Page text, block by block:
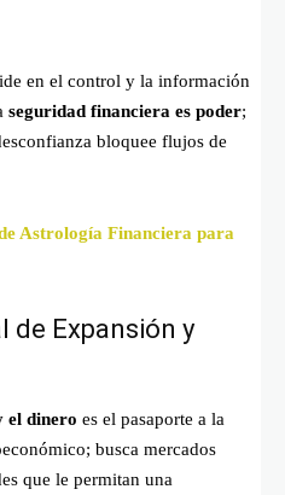
en el control y la información
seguridad financiera es poder;
bloquee flujos de
Astrología Financiera para
de Expansión y
el dinero es el pasaporte a la
busca mercados
que le permitan una